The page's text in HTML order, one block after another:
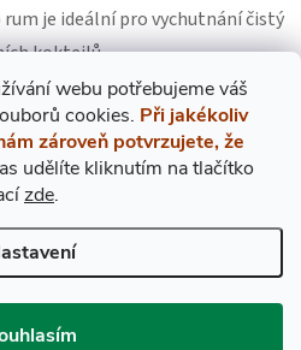
webu potřebujeme váš
cookies. Při jakékoliv
zároveň potvrzujete, že
udělíte kliknutím na tlačítko
zde.
je ideální pro vychutnání čistý
koktejlů.
Diktátor